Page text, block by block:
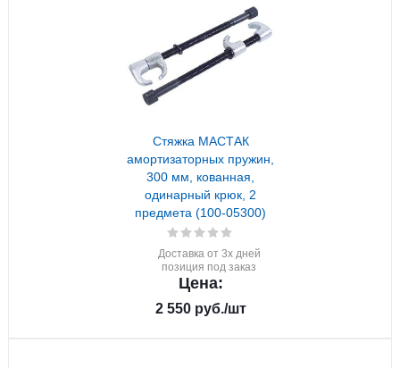
Стяжка МАСТАК
амортизаторных пружин,
300 мм, кованная,
одинарный крюк, 2
предмета (100-05300)
Доставка от 3х дней
позиция под заказ
Цена:
2 550руб./шт